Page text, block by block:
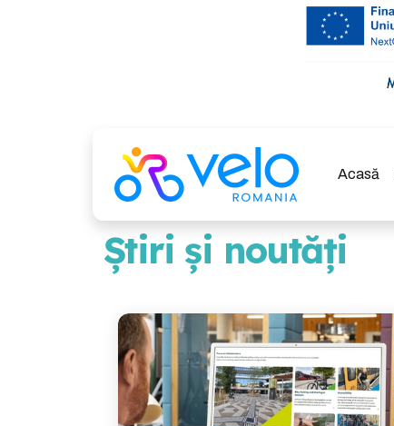
Acasă
Știri și noutăți